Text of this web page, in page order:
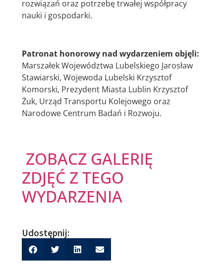
rozwiązań oraz potrzebę trwałej współpracy
nauki i gospodarki.
Patronat honorowy nad wydarzeniem objęli:
Marszałek Województwa Lubelskiego Jarosław
Stawiarski, Wojewoda Lubelski Krzysztof
Komorski, Prezydent Miasta Lublin Krzysztof
Żuk, Urząd Transportu Kolejowego oraz
Narodowe Centrum Badań i Rozwoju.
ZOBACZ GALERIĘ
ZDJĘĆ Z TEGO
WYDARZENIA
Udostępnij: